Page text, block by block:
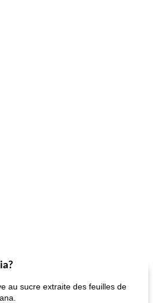
au sucre extraite des feuilles de